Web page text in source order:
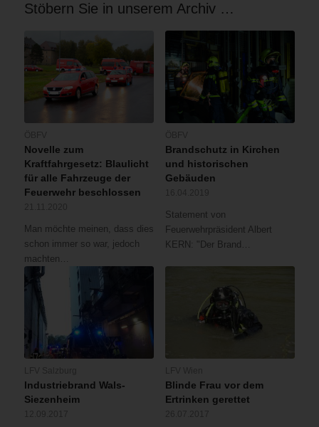
Stöbern Sie in unserem Archiv …
Novelle zum
Kraftfahrgesetz: Blaulicht
für alle Fahrzeuge der
Feuerwehr beschlossen
Man möchte meinen, dass dies
schon immer so war, jedoch
machten…
Brandschutz in Kirchen
und historischen
Gebäuden
Statement von
Feuerwehrpräsident Albert
KERN: "Der Brand…
Industriebrand Wals-
Siezenheim
Blinde Frau vor dem
Ertrinken gerettet